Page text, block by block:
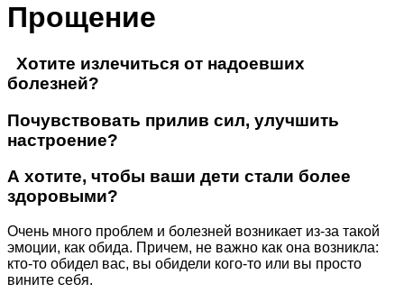
Прощение
Хотите излечиться от надоевших
болезней?
Почувствовать прилив сил, улучшить
настроение?
А хотите, чтобы ваши дети стали более
здоровыми?
Очень много проблем и болезней возникает из-за такой
эмоции, как обида. Причем, не важно как она возникла:
кто-то обидел вас, вы обидели кого-то или вы просто
вините себя.